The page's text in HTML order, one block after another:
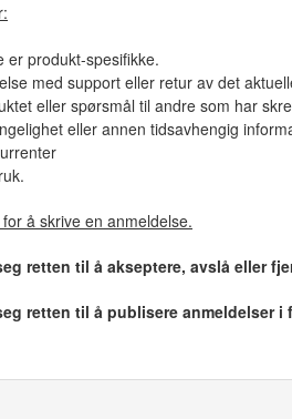
er produkt-spesifikke.
med support eller retur av det
eller spørsmål til andre som har
eller annen tidsavhengig
å skrive en anmeldelse.
retten til å akseptere, avslå eller
retten til å publisere anmeldelser i